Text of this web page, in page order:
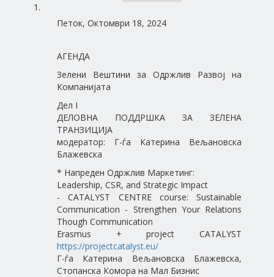
Петок, Октомври 18, 2024
АГЕНДА
Зелени Вештини за Одржлив Развој на
Компанијата
Дел I
ДЕЛОВНА ПОДДРШКА ЗА ЗЕЛЕНА
ТРАНЗИЦИЈА
модератор: Г-ѓа Катерина Вељановска
Блажевска
* Напреден Одржлив Маркетинг:
Leadership, CSR, and Strategic Impact
- CATALYST CENTRE course: Sustainable
Communication - Strengthen Your Relations
Though Communication
Erasmus + project CATALYST
https://projectcatalyst.eu/
Г-ѓа Катерина Вељановска Блажевска,
Стопанска Комора на Мал Бизнис